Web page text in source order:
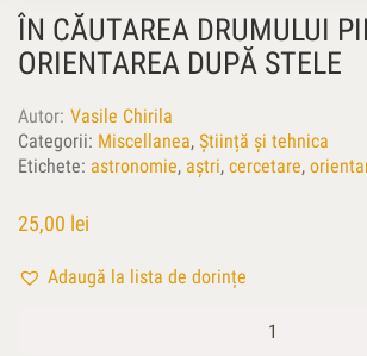
ÎN CĂUTAREA DRUMULUI
ORIENTAREA DUPĂ STELE
Autor Vasile Chirila
Categorii: Miscellanea, Știință și tehnica
Etichete: astronomie, aştri, cercetare,
25,00 lei
Adaugă la lista de dorințe